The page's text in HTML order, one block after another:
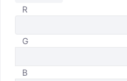
R
G
B